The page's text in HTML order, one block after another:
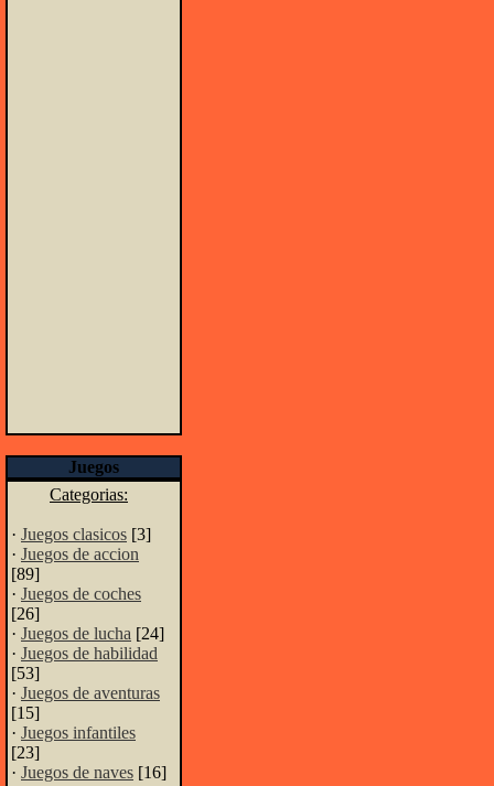
Juegos
Categorias:
· Juegos clasicos [3]
· Juegos de accion
[89]
· Juegos de coches
[26]
· Juegos de lucha [24]
· Juegos de habilidad
[53]
· Juegos de aventuras
[15]
· Juegos infantiles
[23]
· Juegos de naves [16]